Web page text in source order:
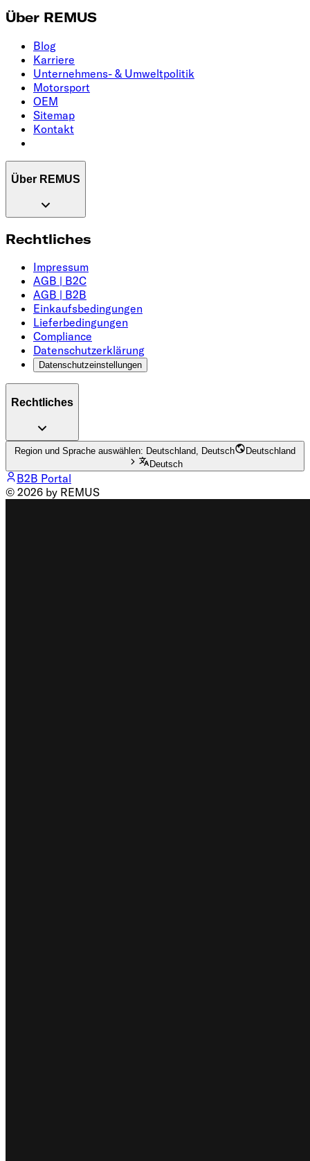
Über REMUS
Blog
Karriere
Unternehmens- & Umweltpolitik
Motorsport
OEM
Sitemap
Kontakt
Über REMUS
Rechtliches
Impressum
AGB | B2C
AGB | B2B
Einkaufsbedingungen
Lieferbedingungen
Compliance
Datenschutzerklärung
Datenschutzeinstellungen
Rechtliches
Region und Sprache auswählen: Deutschland, Deutsch
Deutschland
Deutsch
B2B Portal
© 2026 by REMUS